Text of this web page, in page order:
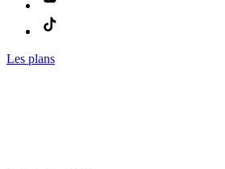
Les plans